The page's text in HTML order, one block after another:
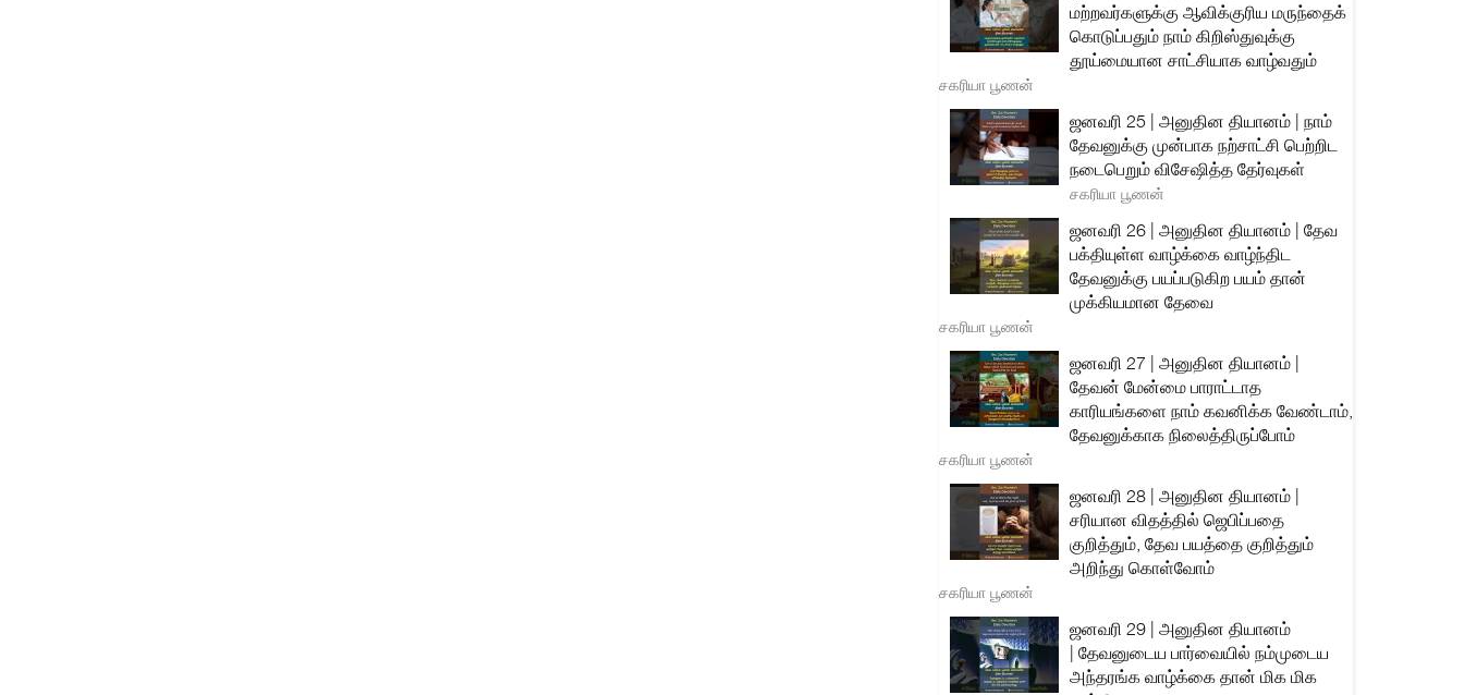
மற்றவர்களுக்கு ஆவிக்குரிய மருந்தைக்
கொடுப்பதும் நாம் கிறிஸ்துவுக்கு
தூய்மையான சாட்சியாக வாழ்வதும்
சகரியா பூணன்
ஜனவரி 25 | அனுதின தியானம் | நாம்
தேவனுக்கு முன்பாக நற்சாட்சி பெற்றிட
நடைபெறும் விசேஷித்த தேர்வுகள்
சகரியா பூணன்
ஜனவரி 26 | அனுதின தியானம் | தேவ
பக்தியுள்ள வாழ்க்கை வாழ்ந்திட
தேவனுக்கு பயப்படுகிற பயம் தான்
முக்கியமான தேவை
சகரியா பூணன்
ஜனவரி 27 | அனுதின தியானம் |
தேவன் மேன்மை பாராட்டாத
காரியங்களை நாம் கவனிக்க வேண்டாம்,
தேவனுக்காக நிலைத்திருப்போம்
சகரியா பூணன்
ஜனவரி 28 | அனுதின தியானம் |
சரியான விதத்தில் ஜெபிப்பதை
குறித்தும், தேவ பயத்தை குறித்தும்
அறிந்து கொள்வோம்
சகரியா பூணன்
ஜனவரி 29 | அனுதின தியானம்
| தேவனுடைய பார்வையில் நம்முடைய
அந்தரங்க வாழ்க்கை தான் மிக மிக